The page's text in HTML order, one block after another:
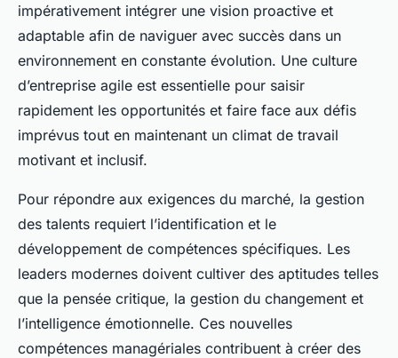
impérativement intégrer une vision proactive et
adaptable afin de naviguer avec succès dans un
environnement en constante évolution. Une culture
d’entreprise agile est essentielle pour saisir
rapidement les opportunités et faire face aux défis
imprévus tout en maintenant un climat de travail
motivant et inclusif.
Pour répondre aux exigences du marché, la gestion
des talents requiert l’identification et le
développement de compétences spécifiques. Les
leaders modernes doivent cultiver des aptitudes telles
que la pensée critique, la gestion du changement et
l’intelligence émotionnelle. Ces nouvelles
compétences managériales contribuent à créer des